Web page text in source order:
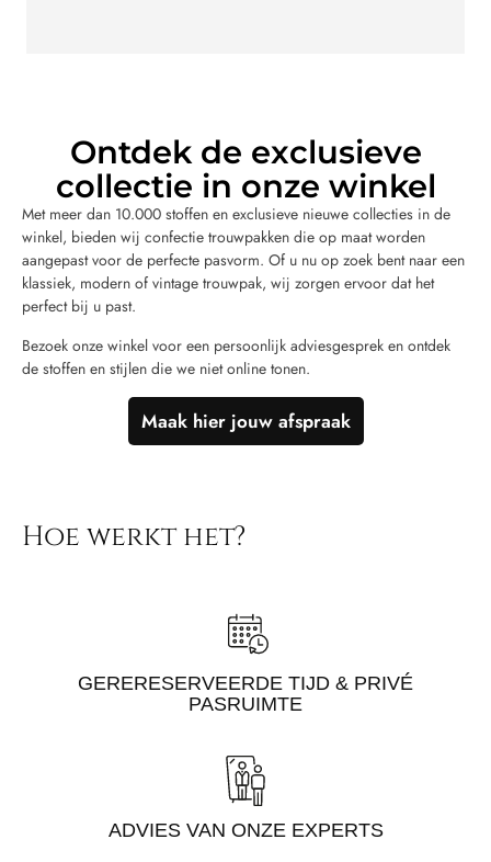
Ontdek de exclusieve
collectie in onze winkel
Met meer dan 10.000 stoffen en exclusieve nieuwe collecties in de
winkel, bieden wij confectie trouwpakken die op maat worden
aangepast voor de perfecte pasvorm. Of u nu op zoek bent naar een
klassiek, modern of vintage trouwpak, wij zorgen ervoor dat het
perfect bij u past.
Bezoek onze winkel voor een persoonlijk adviesgesprek en ontdek
de stoffen en stijlen die we niet online tonen.
Maak hier jouw afspraak
Hoe werkt het?
GERERESERVEERDE TIJD & PRIVÉ
PASRUIMTE
ADVIES VAN ONZE EXPERTS